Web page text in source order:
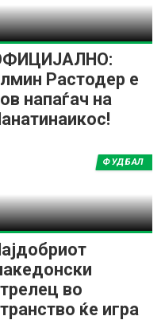
Растодер е
напаѓач на
во
ќе игра
ФУДБАЛ